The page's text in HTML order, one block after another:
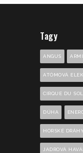
Tagy
ANGUS
ATÓMOVÁ
CIRQUE DU
DÚHA
HORSKÉ DRÁHY
JADROVÁ